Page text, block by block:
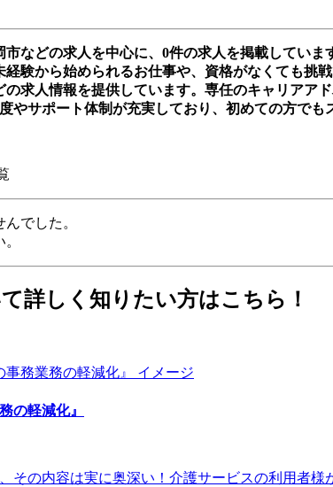
などの求人を中心に、0件の求人を掲載してい
験から始められるお仕事や、資格がなくても挑
求人情報を提供しています。専任のキャリア
やサポート体制が充実しており、初めての方でも
でした。
詳しく知りたい方はこちら！
の軽減化』
その内容は実に奥深い！介護サービスの利用者